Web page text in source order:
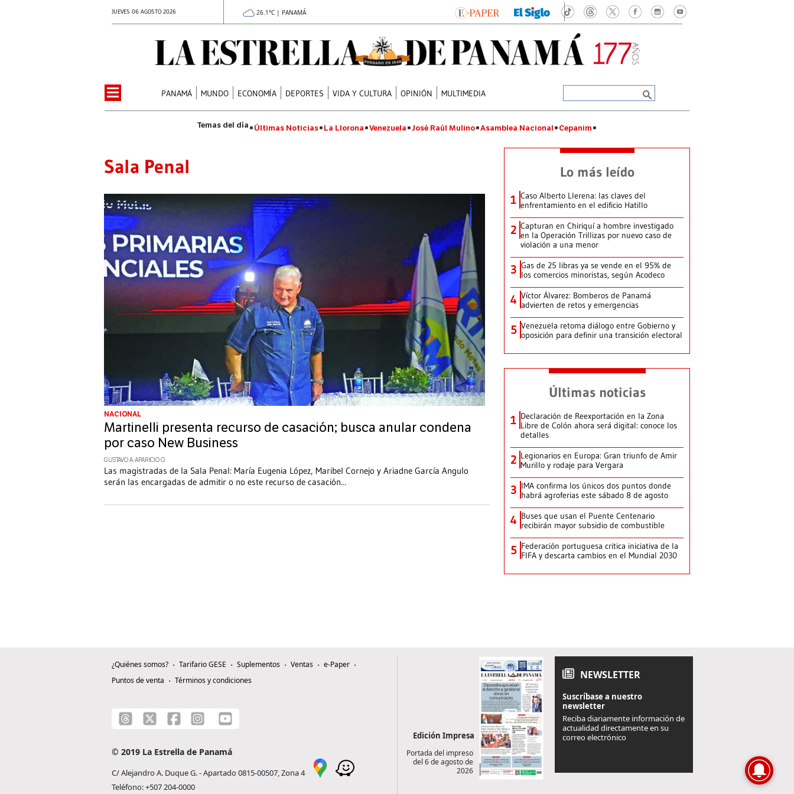
JUEVES 06 AGOSTO 2026 26.1°C | PANAMÁ
PANAMÁ MUNDO ECONOMÍA DEPORTES VIDA Y CULTURA OPINIÓN MULTIMEDIA
Últimas Noticias La Llorona Venezuela José Raúl Mulino Asamblea Nacional Cepanim
Sala Penal
NACIONAL
Martinelli presenta recurso de casación; busca anular condena
por caso New Business
GUSTAVO A. APARICIO O.
Las magistradas de la Sala Penal: María Eugenia López, Maribel Cornejo y Ariadne García Angulo
serán las encargadas de admitir o no este recurso de casación...
Lo más leído
1 Caso Alberto Llerena: las claves del
enfrentamiento en el edificio Hatillo
2 Capturan en Chiriquí a hombre investigado
en la Operación Trillizas por nuevo caso de
violación a una menor
3 Gas de 25 libras ya se vende en el 95% de
los comercios minoristas, según Acodeco
4 Víctor Álvarez: Bomberos de Panamá
advierten de retos y emergencias
5 Venezuela retoma diálogo entre Gobierno y
oposición para definir una transición electoral
Últimas noticias
1 Declaración de Reexportación en la Zona
Libre de Colón ahora será digital: conoce los
detalles
2 Legionarios en Europa: Gran triunfo de Amir
Murillo y rodaje para Vergara
3 IMA confirma los únicos dos puntos donde
habrá agroferias este sábado 8 de agosto
4 Buses que usan el Puente Centenario
recibirán mayor subsidio de combustible
5 Federación portuguesa critica iniciativa de la
FIFA y descarta cambios en el Mundial 2030
¿Quiénes somos? Tarifario GESE Suplementos Ventas
e-Paper
Puntos de venta
Términos y condiciones
© 2019 La Estrella de Panamá
C/ Alejandro A. Duque G. - Apartado 0815-00507, Zona 4
Teléfono: +507 204-0000
Edición Impresa
Portada del impreso
del 6 de agosto de
2026
NEWSLETTER
Suscríbase a nuestro
newsletter
Reciba diariamente información de
actualidad directamente en su
correo electrónico